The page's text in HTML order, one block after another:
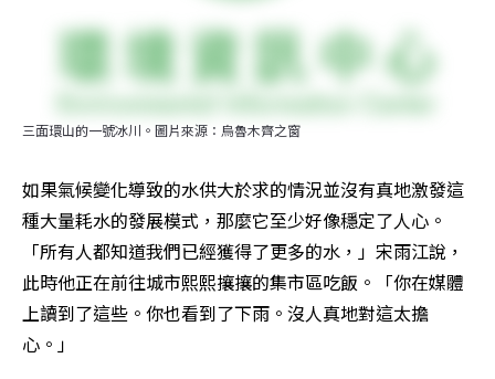
三面環山的一號冰川。圖片來源：烏魯木齊之窗
如果氣候變化導致的水供大於求的情況並沒有真地激發這
種大量耗水的發展模式，那麼它至少好像穩定了人心。
「所有人都知道我們已經獲得了更多的水，」宋雨江說，
此時他正在前往城市熙熙攘攘的集市區吃飯。「你在媒體
上讀到了這些。你也看到了下雨。沒人真地對這太擔
心。」